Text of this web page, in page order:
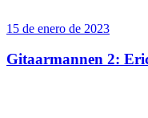
15 de enero de 2023
Gitaarmannen 2: